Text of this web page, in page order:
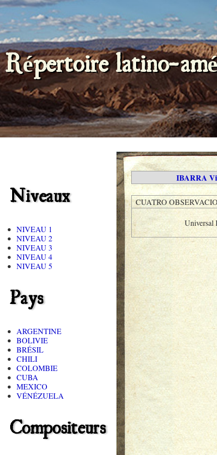
Répertoire latino-
Niveaux
NIVEAU 1
NIVEAU 2
NIVEAU 3
NIVEAU 4
NIVEAU 5
Pays
ARGENTINE
BOLIVIE
BRÉSIL
CHILI
COLOMBIE
CUBA
MEXICO
VÉNÉZUELA
Compositeurs
IBARRA
CUATRO
Universal